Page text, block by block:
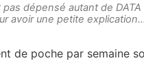
dépensé autant de
avoir une petite
de poche par semaine